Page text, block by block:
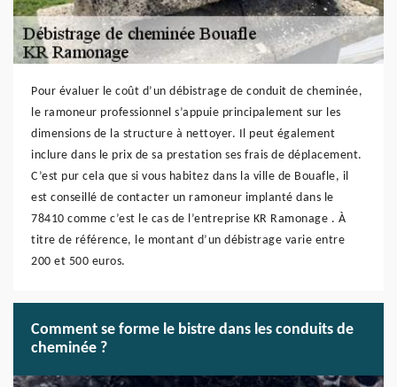
Pour évaluer le coût d’un débistrage de conduit de cheminée,
le ramoneur professionnel s’appuie principalement sur les
dimensions de la structure à nettoyer. Il peut également
inclure dans le prix de sa prestation ses frais de déplacement.
C’est pur cela que si vous habitez dans la ville de Bouafle, il
est conseillé de contacter un ramoneur implanté dans le
78410 comme c’est le cas de l’entreprise KR Ramonage . À
titre de référence, le montant d’un débistrage varie entre
200 et 500 euros.
Comment se forme le bistre dans les conduits de
cheminée ?